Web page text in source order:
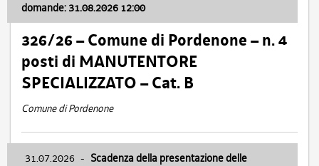
domande: 31.08.2026 12:00
326/26 – Comune di Pordenone – n. 4
posti di MANUTENTORE
SPECIALIZZATO – Cat. B
Comune di Pordenone
31.07.2026 - Scadenza della presentazione delle